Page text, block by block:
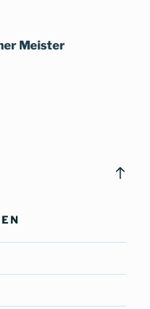
Meister